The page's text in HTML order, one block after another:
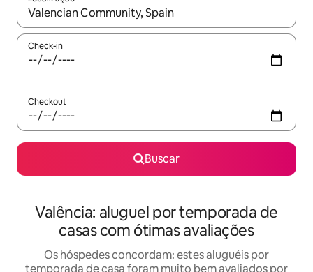
Quando os resultados estiverem disponíveis, explore-os
Check-in
Checkout
Buscar
Valência: aluguel por temporada de
casas com ótimas avaliações
Os hóspedes concordam: estes aluguéis por
temporada de casa foram muito bem avaliados por